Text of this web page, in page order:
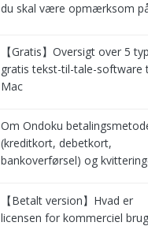
du skal være opmærksom
【Gratis】Oversigt over 5
gratis tekst-til-tale-software
Mac
Om Ondoku
(kreditkort, debetkort,
bankoverførsel) og
【Betalt version】Hvad er
licensen for kommerciel